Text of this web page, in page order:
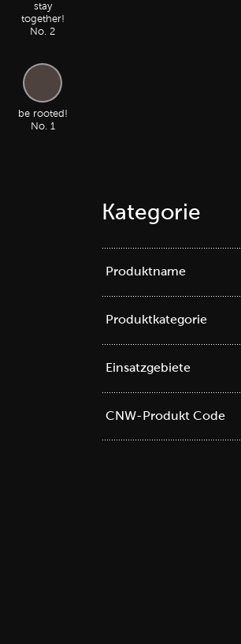
stay
together!
No. 2
be rooted!
No. 1
Kategorie
Produktname
Produktkategorie
Einsatzgebiete
CNW-Produkt Code